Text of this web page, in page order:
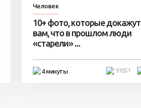
Человек
10+ фото, которые докажут
вам, что в прошлом люди
«старели» ...
4 минуты 91651